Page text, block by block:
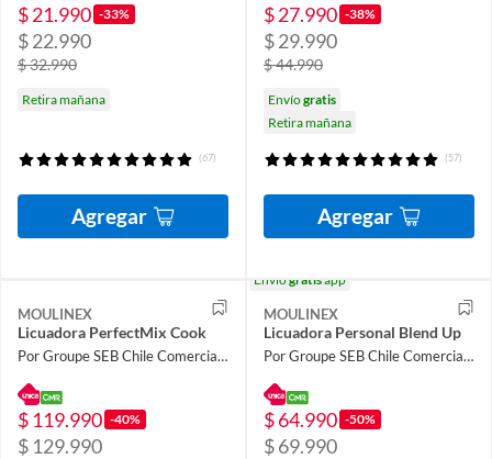
$ 21.990 -33%
$ 22.990
$ 32.990
Retira mañana
(67)
Agregar
$ 27.990 -38%
$ 29.990
$ 44.990
Envíogratis
Retira mañana
(57)
Agregar
MOULINEX
Licuadora PerfectMix Cook
Por Groupe SEB Chile Comercial Limitada
$ 119.990 -40%
$ 129.990
Envíogratisapp
MOULINEX
Licuadora Personal Blend Up
Por Groupe SEB Chile Comercial Limitada
$ 64.990 -50%
$ 69.990